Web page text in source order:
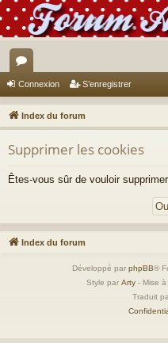
or
u
m
s
Connexion S’enregistrer
Index du forum
Supprimer les cookies
Êtes-vous sûr de vouloir
Index du forum
Développé par phpBB®
Style par Arty- Mise à
Traduit